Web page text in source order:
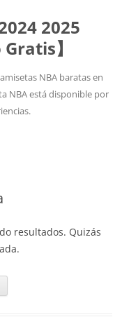
2025
】
NBA baratas en
NBA está disponible por
resultados. Quizás